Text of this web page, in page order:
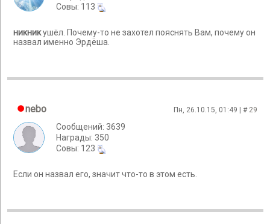
Cовы: 113
никникушёл. Почему-то не захотел пояснять Вам, почему он
назвал именно Эрдёша.
nebo Пн, 26.10.15, 01:49 | # 29
Сообщений: 3639
Награды: 350
Cовы: 123
Если он назвал его, значит что-то в этом есть.